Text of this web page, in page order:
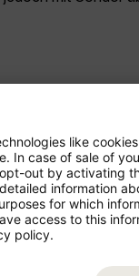
rund 13 bis
Monaten ist